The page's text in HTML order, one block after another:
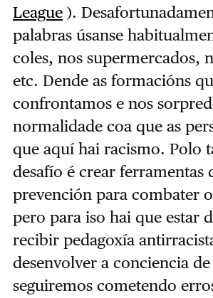
League).
palabras úsanse
coles, nos supermercados,
etc. Dende as formacións
confrontamos e nos
normalidade coa que as
que aquí hai racismo. Polo
desafío é crear ferramentas
prevención para combater
pero para iso hai que estar
recibir pedagoxía
desenvolver a conciencia
seguiremos cometendo